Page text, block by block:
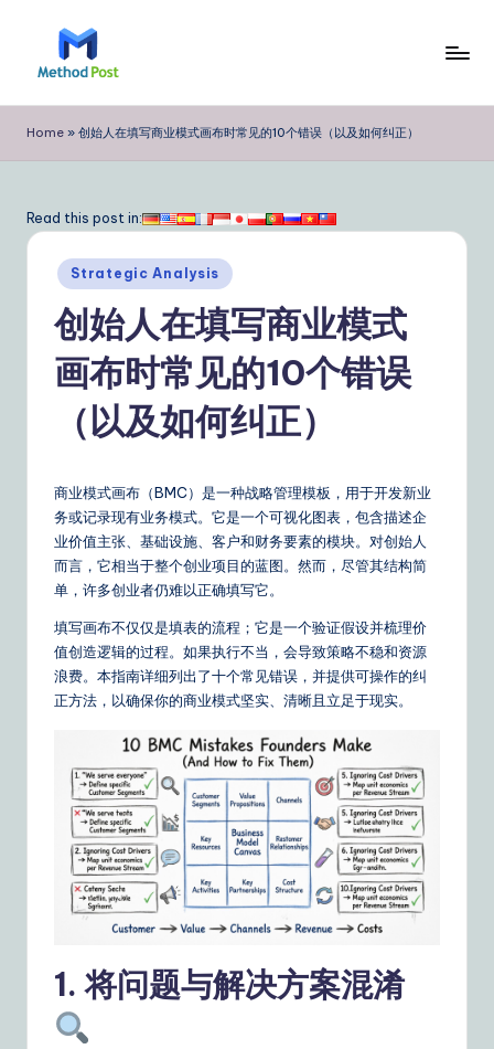
e
t
o
m
p
fi
d
C
Y
Home » 创始人在填写商业模式画布时常见的10个错误（以及如何纠正）
Read this post in:
Posted
in
Strategic Analysis
创始人在填写商业模式
画布时常见的10个错误
（以及如何纠正）
商业模式画布（BMC）是一种战略管理模板，用于开发新业
务或记录现有业务模式。它是一个可视化图表，包含描述企
业价值主张、基础设施、客户和财务要素的模块。对创始人
而言，它相当于整个创业项目的蓝图。然而，尽管其结构简
单，许多创业者仍难以正确填写它。
填写画布不仅仅是填表的流程；它是一个验证假设并梳理价
值创造逻辑的过程。如果执行不当，会导致策略不稳和资源
浪费。本指南详细列出了十个常见错误，并提供可操作的纠
正方法，以确保你的商业模式坚实、清晰且立足于现实。
1. 将问题与解决方案混淆